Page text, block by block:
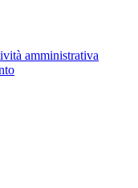
amministrativa